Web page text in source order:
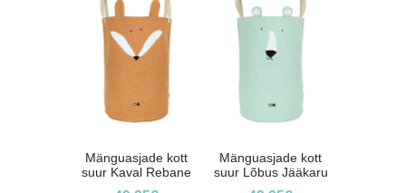
Mänguasjade kott
suur Kaval Rebane
Mänguasjade kott
suur Lõbus Jääkaru